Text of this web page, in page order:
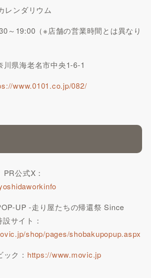
レンダリウム
～19:00（※店舗の営業時間とは異なり
川県海老名市中央1-6-1
www.0101.co.jp/082/
PR公式X：
UP -走り屋たちの帰還祭 Since
サイト：
shop/pages/shobakupopup.aspx
ク： https://www.movic.jp